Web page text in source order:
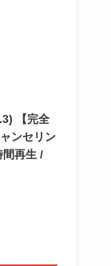
【完全
ンセリン
間再生 /